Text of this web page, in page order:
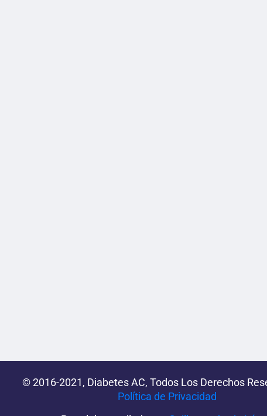
© 2016-2021, Diabetes AC, Todos Los Derechos
Política de Privacidad‌­